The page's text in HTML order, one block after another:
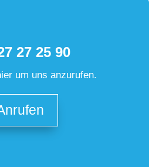
27 25 90
um uns anzurufen.